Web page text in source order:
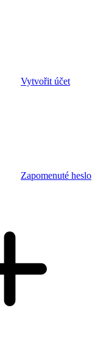
Vytvořit účet
Zapomenuté heslo